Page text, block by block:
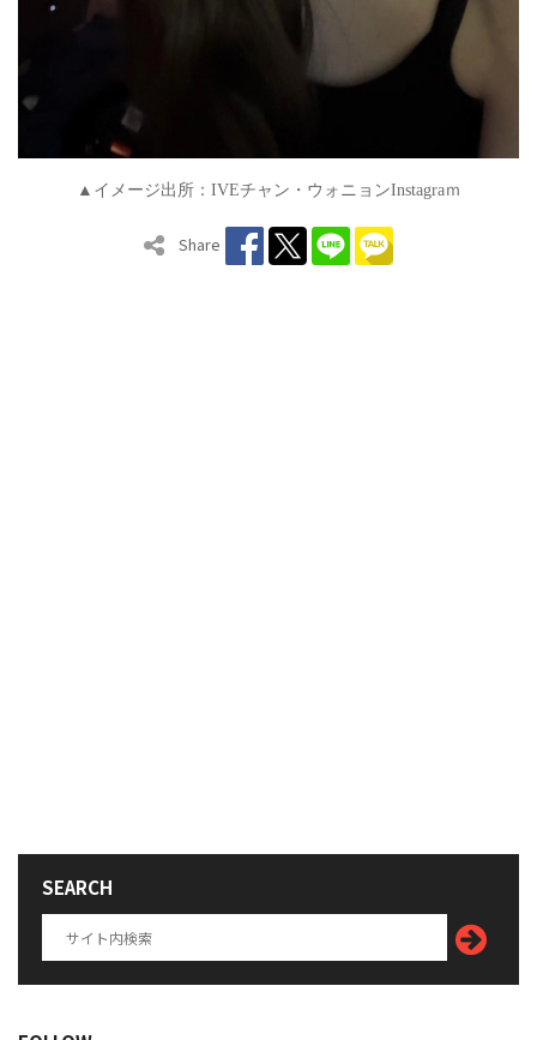
▲イメージ出所： IVEチャン・ウォニョンInstagraｍ
Share
SEARCH